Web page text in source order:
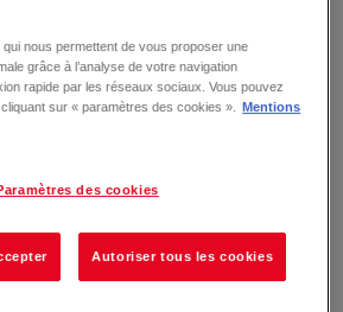
nous permettent de vous proposer une
grâce à l’analyse de votre navigation
rapide par les réseaux sociaux. Vous pouvez
sur « paramètres des cookies ».
Mentions
des cookies
Autoriser tous les cookies